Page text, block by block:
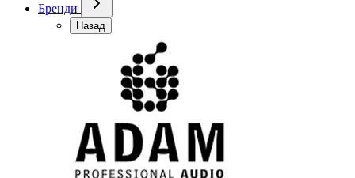
Бренди
Назад